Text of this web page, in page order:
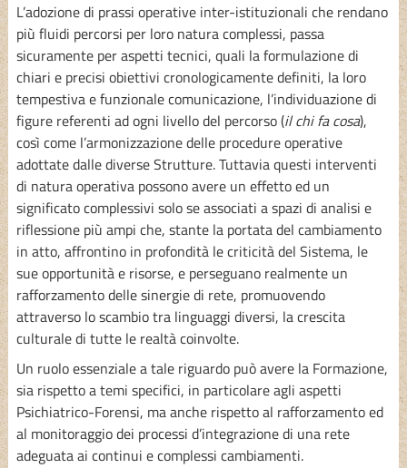
L’adozione di prassi operative inter-istituzionali che rendano
più fluidi percorsi per loro natura complessi, passa
sicuramente per aspetti tecnici, quali la formulazione di
chiari e precisi obiettivi cronologicamente definiti, la loro
tempestiva e funzionale comunicazione, l’individuazione di
figure referenti ad ogni livello del percorso (il chi fa cosa),
così come l’armonizzazione delle procedure operative
adottate dalle diverse Strutture. Tuttavia questi interventi
di natura operativa possono avere un effetto ed un
significato complessivi solo se associati a spazi di analisi e
riflessione più ampi che, stante la portata del cambiamento
in atto, affrontino in profondità le criticità del Sistema, le
sue opportunità e risorse, e perseguano realmente un
rafforzamento delle sinergie di rete, promuovendo
attraverso lo scambio tra linguaggi diversi, la crescita
culturale di tutte le realtà coinvolte.
Un ruolo essenziale a tale riguardo può avere la Formazione,
sia rispetto a temi specifici, in particolare agli aspetti
Psichiatrico-Forensi, ma anche rispetto al rafforzamento ed
al monitoraggio dei processi d’integrazione di una rete
adeguata ai continui e complessi cambiamenti.